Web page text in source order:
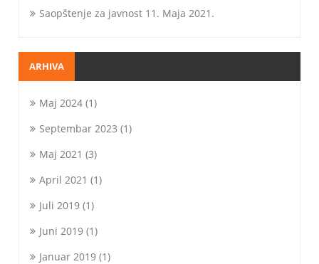
Saopštenje za javnost 11. Maja 2021.
ARHIVA
Maj 2024(1)
Septembar 2023 (1)
Maj 2021 (3)
April 2021 (1)
Juli 2019(1)
Juni 2019(1)
Januar 2019(1)